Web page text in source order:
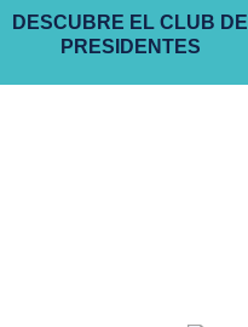
DESCUBRE EL CLUB DE
PRESIDENTES